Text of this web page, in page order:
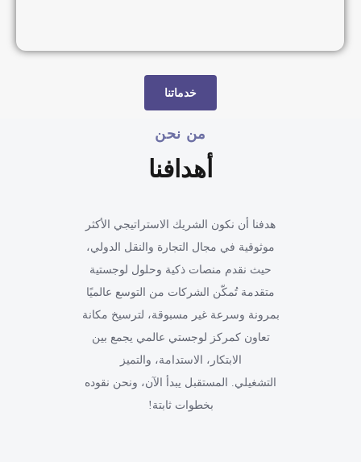
خدماتنا
من نحن
أهدافنا
هدفنا أن نكون الشريك الاستراتيجي الأكثر
موثوقية في مجال التجارة والنقل الدولي،
حيث نقدم منصات ذكية وحلول لوجستية
متقدمة تُمكّن الشركات من التوسع عالميًا
بمرونة وسرعة غير مسبوقة، لترسيخ مكانة
تعاون كمركز لوجستي عالمي يجمع بين
الابتكار، الاستدامة، والتميز
التشغيلي. المستقبل يبدأ الآن، ونحن نقوده
بخطوات ثابتة!